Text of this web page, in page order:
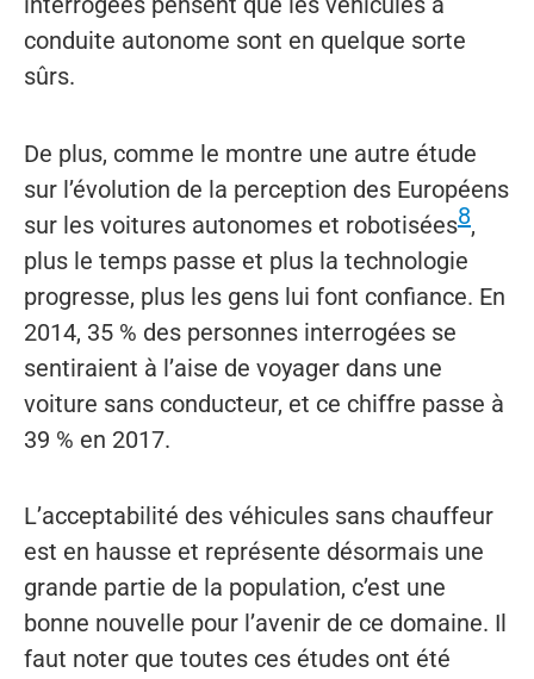
conduite autonome sont en quelque sorte
sûrs.
De plus, comme le montre une autre étude
sur l’évolution de la perception des Européens
sur les voitures autonomes et robotisées8,
plus le temps passe et plus la technologie
progresse, plus les gens lui font confiance. En
2014, 35 % des personnes interrogées se
sentiraient à l’aise de voyager dans une
voiture sans conducteur, et ce chiffre passe à
39 % en 2017.
L’acceptabilité des véhicules sans chauffeur
est en hausse et représente désormais une
grande partie de la population, c’est une
bonne nouvelle pour l’avenir de ce domaine. Il
faut noter que toutes ces études ont été